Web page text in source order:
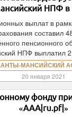
НПФ в
выплат в
составил
пенсионного
НПФ выплатил
МАНСИЙСКИЙ
20 января 2021
фонду
«ААА|ru.pf|»